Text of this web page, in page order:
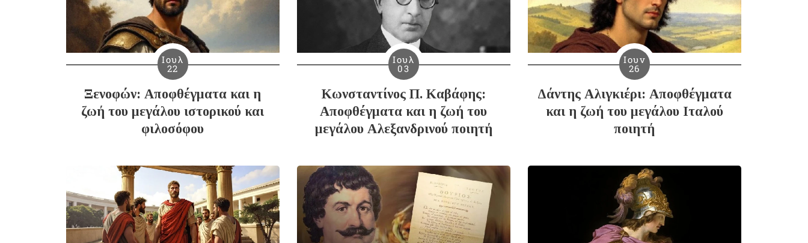
Ιουλ
22
Ξενοφών: Αποφθέγματα και η
ζωή του μεγάλου ιστορικού και
φιλοσόφου
Ιουλ
03
Κωνσταντίνος Π. Καβάφης:
Αποφθέγματα και η ζωή του
μεγάλου Αλεξανδρινού ποιητή
Ιουν
26
Δάντης Αλιγκιέρι: Αποφθέγματα
και η ζωή του μεγάλου Ιταλού
ποιητή